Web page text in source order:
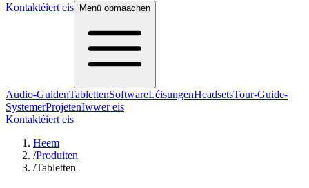
Kontaktéiert eis Menü opmaachen
Audio-GuidenTablettenSoftwareLéisungenHeadsetsTour-Guide-
SystemerProjetenIwwer eis
Kontaktéiert eis
Heem
/Produiten
/Tabletten